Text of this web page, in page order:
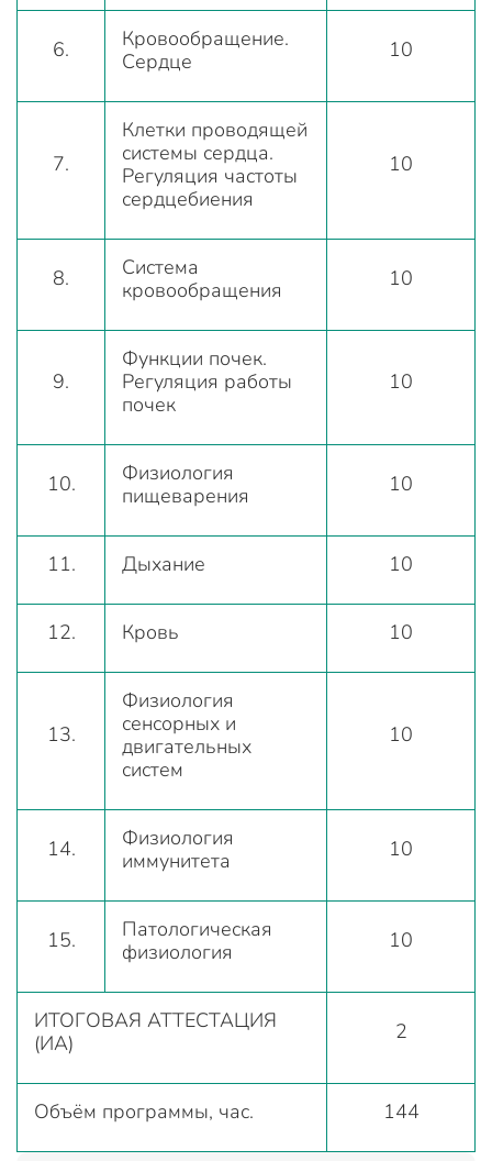
6.
Кровообращение.
Сердце
10
7.
Клетки проводящей
системы сердца.
Регуляция частоты
сердцебиения
10
8.
Система
кровообращения
10
9.
Функции почек.
Регуляция работы
почек
10
10.
Физиология
пищеварения
10
11. Дыхание 10
12. Кровь 10
13.
Физиология
сенсорных и
двигательных
систем
10
14.
Физиология
иммунитета
10
15.
Патологическая
физиология
10
ИТОГОВАЯ АТТЕСТАЦИЯ
(ИА)
2
Объём программы, час. 144